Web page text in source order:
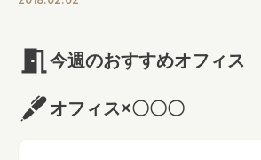
今週のおすすめオフィス
オフィス×〇〇〇